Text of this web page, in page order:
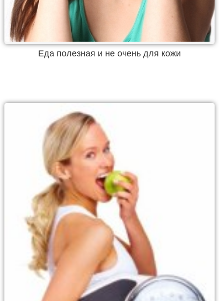
Еда полезная и не очень для кожи